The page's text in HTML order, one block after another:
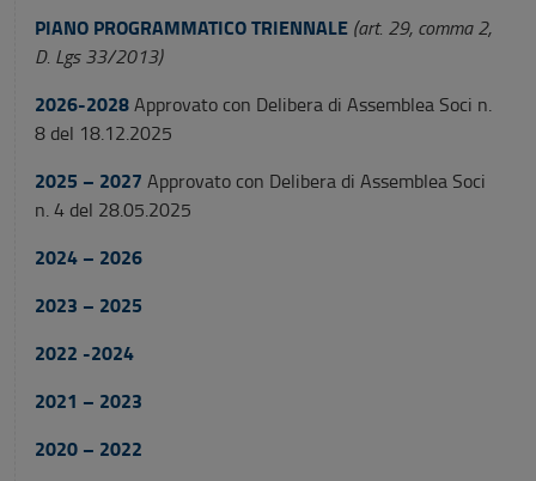
PIANO PROGRAMMATICO TRIENNALE (art. 29, comma 2,
D. Lgs 33/2013)
2026-2028Approvato con Delibera di Assemblea Soci n.
8 del 18.12.2025
2025 – 2027 Approvato con Delibera di Assemblea Soci
n. 4 del 28.05.2025
2024 – 2026
2023 – 2025
2022 -2024
2021 – 2023
2020 – 2022